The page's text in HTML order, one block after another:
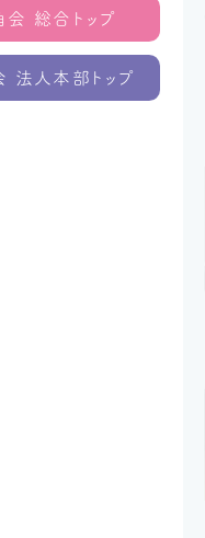
会 総合トップ
法人本部トップ